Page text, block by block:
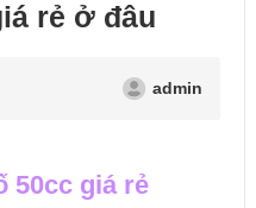
rẻ ở đâu
admin
50cc giá rẻ